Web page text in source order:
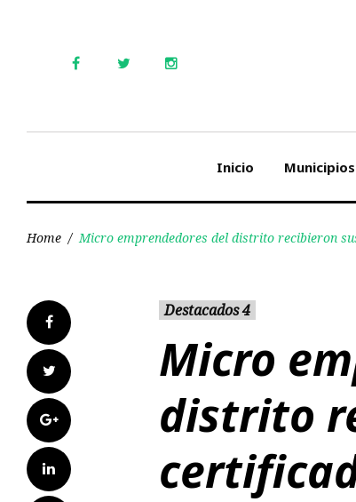
Inicio Municipios
Home / Micro emprendedores del distrito recibieron
Facebook
Twitter
Google+
LinkedIn
Destacados 4
Micro
distrito